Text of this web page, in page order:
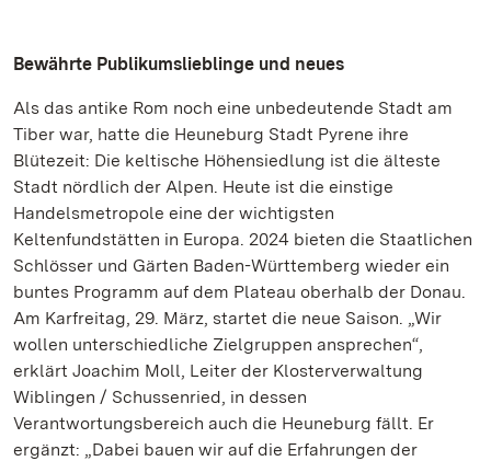
Bewährte Publikumslieblinge und neues
Als das antike Rom noch eine unbedeutende Stadt am
Tiber war, hatte die Heuneburg Stadt Pyrene ihre
Blütezeit: Die keltische Höhensiedlung ist die älteste
Stadt nördlich der Alpen. Heute ist die einstige
Handelsmetropole eine der wichtigsten
Keltenfundstätten in Europa. 2024 bieten die Staatlichen
Schlösser und Gärten Baden-Württemberg wieder ein
buntes Programm auf dem Plateau oberhalb der Donau.
Am Karfreitag, 29. März, startet die neue Saison. „Wir
wollen unterschiedliche Zielgruppen ansprechen“,
erklärt Joachim Moll, Leiter der Klosterverwaltung
Wiblingen / Schussenried, in dessen
Verantwortungsbereich auch die Heuneburg fällt. Er
ergänzt: „Dabei bauen wir auf die Erfahrungen der